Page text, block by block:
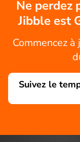
Ne perdez
Jibble est
Commencez
Suivez le